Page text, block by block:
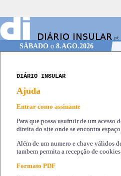
SÁBADOo 8.AGO.2026
DIÁRIO INSULAR
Ajuda
Entrar como assinante
Para que possa usufruir de um acesso
direita do site onde se encontra
Além de um numero e chave válidos
tambem permita a recepção de
Formato PDF